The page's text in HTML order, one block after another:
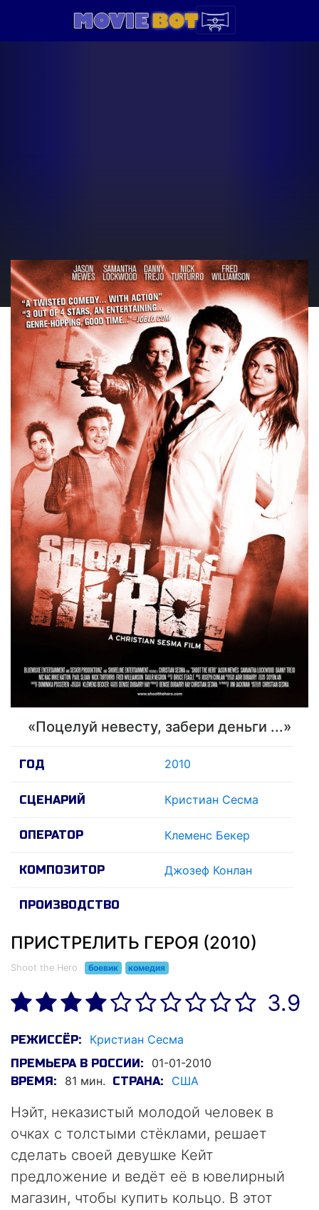
«Поцелуй невесту, забери деньги ...»
ГОД 2010
СЦЕНАРИЙ Кристиан Сесма
ОПЕРАТОР Клеменс Бекер
КОМПОЗИТОР Джозеф Конлан
ПРОИЗВОДСТВО
ПРИСТРЕЛИТЬ ГЕРОЯ (2010)
Shoot the Hero боевик комедия
3.9
РЕЖИССЁР: Кристиан Сесма
ПРЕМЬЕРА В РОССИИ: 01-01-2010
ВРЕМЯ: 81 мин. СТРАНА: США
Нэйт, неказистый молодой человек в
очках с толстыми стёклами, решает
сделать своей девушке Кейт
предложение и ведёт её в ювелирный
магазин, чтобы купить кольцо. В этот